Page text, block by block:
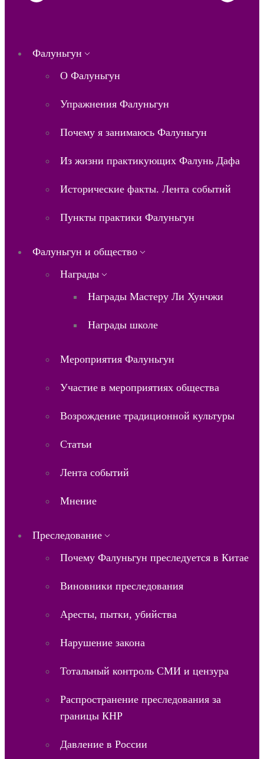
Фалуньгун
О Фалуньгун
Упражнения Фалуньгун
Почему я занимаюсь Фалуньгун
Из жизни практикующих Фалунь Дафа
Исторические факты. Лента событий
Пункты практики Фалуньгун
Фалуньгун и общество
Награды
Награды Мастеру Ли Хунчжи
Награды школе
Мероприятия Фалуньгун
Участие в мероприятиях общества
Возрождение традиционной культуры
Статьи
Лента событий
Мнение
Преследование
Почему Фалуньгун преследуется в Китае
Виновники преследования
Аресты, пытки, убийства
Нарушение закона
Тотальный контроль СМИ и цензура
Распространение преследования за
границы КНР
Давление в России